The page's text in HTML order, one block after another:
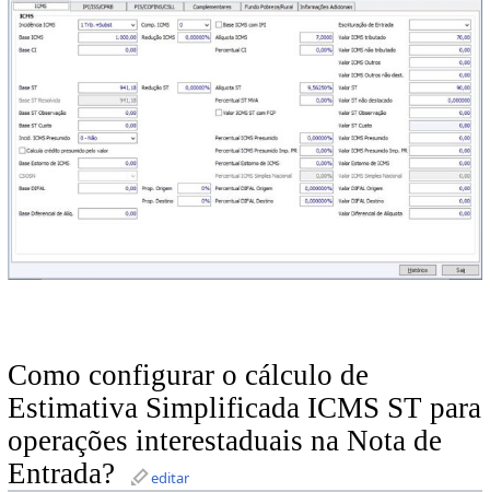
Como configurar o cálculo de
Estimativa Simplificada ICMS ST para
operações interestaduais na Nota de
Entrada?
editar